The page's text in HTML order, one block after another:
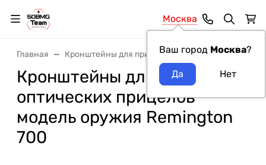
Москва
Ваш город Москва?
Главная Кронштейны для прицелов Кронштейны для
Кронштейны для
оптических прицелов
модель оружия Remington
700